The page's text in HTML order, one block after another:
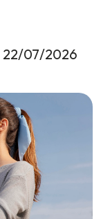
22/07/2026